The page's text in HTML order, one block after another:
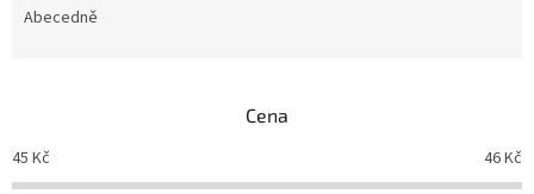
o
d
Abecedně
Cena
45 Kč 46Kč